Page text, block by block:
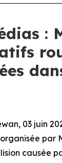
:
03 juin
par
causée